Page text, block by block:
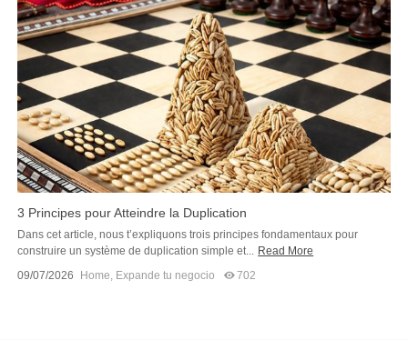
3 Principes pour Atteindre la Duplication
Dans cet article, nous t’expliquons trois principes fondamentaux pour
construire un système de duplication simple et...
Read More
09/07/2026
Home Expande tu negocio 702